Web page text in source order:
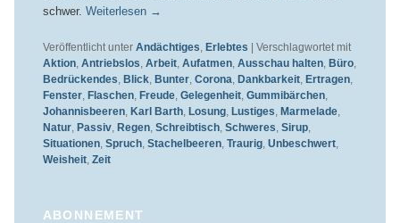
schwer. Weiterlesen →
Veröffentlicht unter Andächtiges Erlebtes | Verschlagwortet mit
Aktion, Antriebslos Arbeit, Aufatmen, Ausschau halten, Büro,
Bedrückendes Blick, Bunter, Corona Dankbarkeit, Ertragen,
Fenster, Flaschen, Freude, Gelegenheit, Gummibärchen,
Johannisbeeren, Karl Barth, Losung, Lustiges Marmelade,
Natur, Passiv, Regen, Schreibtisch, Schweres Sirup,
Situationen, Spruch, Stachelbeeren, Traurig, Unbeschwert,
Weisheit, Zeit
ABONNEMENT